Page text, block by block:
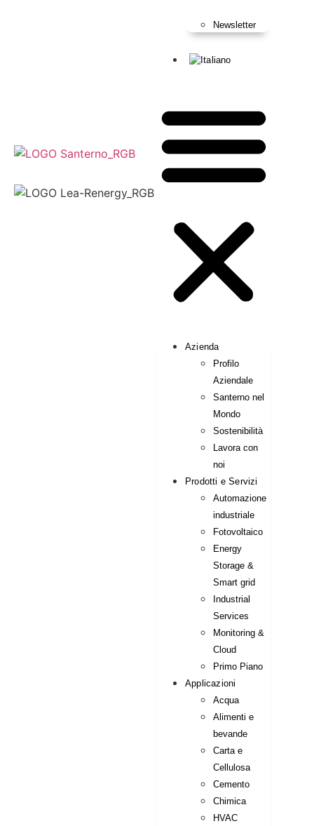
Newsletter
Azienda
Profilo
Aziendale
Santerno nel
Mondo
Sostenibilità
Lavora con
noi
Prodotti e Servizi
Automazione
industriale
Fotovoltaico
Energy
Storage &
Smart grid
Industrial
Services
Monitoring &
Cloud
Primo Piano
Applicazioni
Acqua
Alimenti e
bevande
Carta e
Cellulosa
Cemento
Chimica
HVAC